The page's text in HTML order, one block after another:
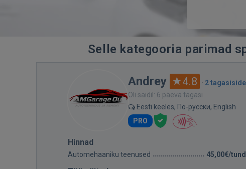
Selle kategooria parimad
Andrey 4.8 · 2
Oli saidil: 6 päeva tagasi
Eesti keeles, По-русски, English
PRO
Hinnad
Automehaaniku teenused 45,00€/tund